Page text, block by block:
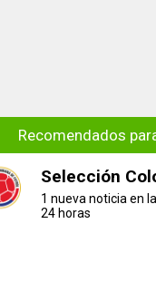
Recomendados
Selección
1 nueva noticia en
24 horas